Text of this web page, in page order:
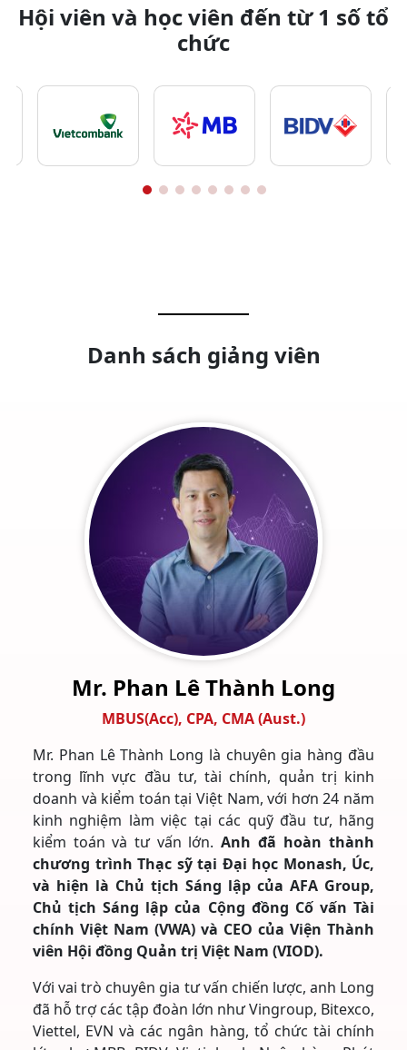
Hội viên và học viên đến từ 1 số tổ
chức
Danh sách giảng viên
Mr. Phan Lê Thành Long
MBUS(Acc), CPA, CMA (Aust.)
Mr. Phan Lê Thành Long là chuyên gia hàng đầu
trong lĩnh vực đầu tư, tài chính, quản trị kinh
doanh và kiểm toán tại Việt Nam, với hơn 24 năm
kinh nghiệm làm việc tại các quỹ đầu tư, hãng
kiểm toán và tư vấn lớn. Anh đã hoàn thành
chương trình Thạc sỹ tại Đại học Monash, Úc,
và hiện là Chủ tịch Sáng lập của AFA Group,
Chủ tịch Sáng lập của Cộng đồng Cố vấn Tài
chính Việt Nam (VWA) và CEO của Viện Thành
viên Hội đồng Quản trị Việt Nam (VIOD).
Với vai trò chuyên gia tư vấn chiến lược, anh Long
đã hỗ trợ các tập đoàn lớn như Vingroup, Bitexco,
Viettel, EVN và các ngân hàng, tổ chức tài chính